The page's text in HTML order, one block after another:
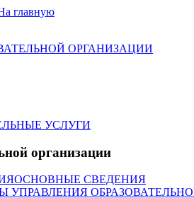
ОРГАНИЗАЦИИ
УСЛУГИ
организации
ОСНОВНЫЕ СВЕДЕНИЯ